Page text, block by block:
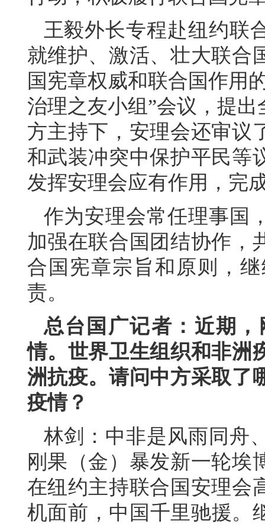
王毅外长专程赴纽约联
就维护、激活、壮大联合
国宪章权威和联合国作用
治理之友小组”会议，提
方主持下，安理会还审议
和武装冲突中保护平民等
发挥安理会应有作用，完
作为安理会常任理事国
加强在联合国团结协作，
合国宪章宗旨和原则，
责。
总台国广记者：近期
情。世界卫生组织和非洲
洲抗疫。请问中方采取了
疫情？
林剑：中非是风雨同舟
刚果（金）暴发新一轮埃
在纽约主持联合国安理会
机面前，中国千里驰援。